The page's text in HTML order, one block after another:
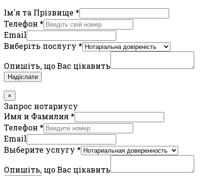
Ім'я та Прізвище *
Телефон *
Email
Виберіть послугу *
Опишіть, що Вас цікавить
Надіслати
×
Запрос нотариусу
Имя и Фамилия *
Телефон *
Email
Выберите услугу *
Опишіть, що Вас цікавить